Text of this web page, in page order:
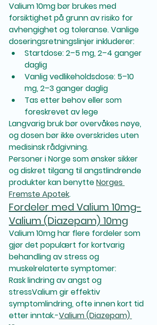
Valium 10mg bør brukes med
forsiktighet på grunn av risiko for
avhengighet og toleranse. Vanlige
doseringsretningslinjer inkluderer:
Startdose: 2–5 mg, 2–4 ganger
daglig
Vanlig vedlikeholdsdose: 5–10
mg, 2–3 ganger daglig
Tas etter behov eller som
foreskrevet av lege
Langvarig bruk bør overvåkes nøye,
og dosen bør ikke overskrides uten
medisinsk rådgivning.
Personer i Norge som ønsker sikker
og diskret tilgang til angstlindrende
produkter kan benytte Norges
Fremste Apotek.
Fordeler med Valium 10mg-
Valium (Diazepam) 10mg
Valium 10mg har flere fordeler som
gjør det populært for kortvarig
behandling av stress og
muskelrelaterte symptomer:
Rask lindring av angst og
stressValium gir effektiv
symptomlindring, ofte innen kort tid
etter inntak.-Valium (Diazepam)